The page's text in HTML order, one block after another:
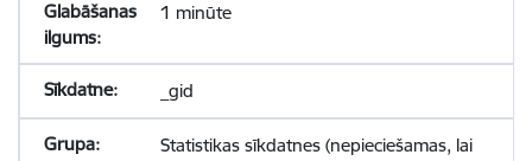
1 minūte
_gid
Statistikas sīkdatnes (nepieciešamas, lai